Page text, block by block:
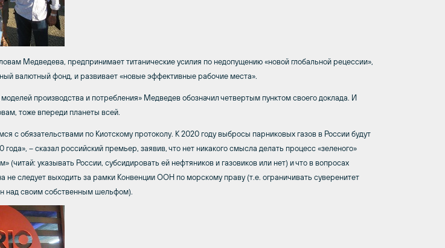
Медведева, предпринимает титанические усилия по недопущению «новой глобальной рецессии»,
валютный фонд, и развивает «новые эффективные рабочие места».
производства и потребления» Медведев обозначил четвертым пунктом своего доклада. И
тоже впереди планеты всей.
с обязательствами по Киотскому протоколу. К 2020 году выбросы парниковых газов в России будут
года», – сказал российский премьер, заявив, что нет никакого смысла делать процесс «зеленого»
(читай: указывать России, субсидировать ей нефтяников и газовиков или нет) и что в вопросах
не следует выходить за рамки Конвенции ООН по морскому праву (т.е. ограничивать суверенитет
над своим собственным шельфом).